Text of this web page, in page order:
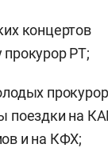
концертов
РТ;
поездки на
и на КФХ;